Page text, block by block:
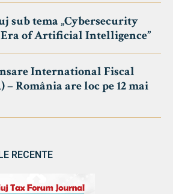
sub tema „Cybersecurity
of Artificial Intelligence”
International Fiscal
România are loc pe 12 mai
RECENTE